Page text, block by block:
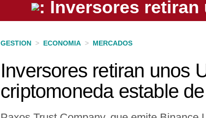
GESTION > ECONOMIA > MERCADOS
Inversores retiran unos
criptomoneda estable